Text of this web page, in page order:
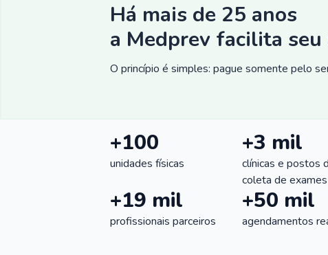
Há mais de 25 anos
a Medprev facilita seu
O princípio é simples: pague somente pelo
+100
unidades físicas
+3 mil
clínicas e postos
coleta de exames
+19 mil
profissionais parceiros
+50 mil
agendamentos